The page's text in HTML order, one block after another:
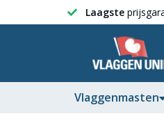
Laagste
Vlaggenmasten